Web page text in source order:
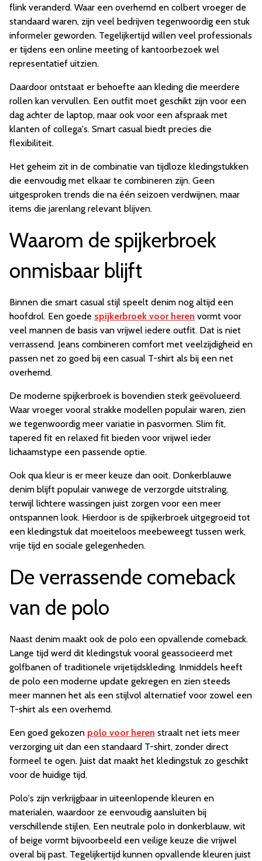
flink veranderd. Waar een overhemd en colbert vroeger de
standaard waren, zijn veel bedrijven tegenwoordig een stuk
informeler geworden. Tegelijkertijd willen veel professionals
er tijdens een online meeting of kantoorbezoek wel
representatief uitzien.
Daardoor ontstaat er behoefte aan kleding die meerdere
rollen kan vervullen. Een outfit moet geschikt zijn voor een
dag achter de laptop, maar ook voor een afspraak met
klanten of collega's. Smart casual biedt precies die
flexibiliteit.
Het geheim zit in de combinatie van tijdloze kledingstukken
die eenvoudig met elkaar te combineren zijn. Geen
uitgesproken trends die na één seizoen verdwijnen, maar
items die jarenlang relevant blijven.
Waarom de spijkerbroek
onmisbaar blijft
Binnen die smart casual stijl speelt denim nog altijd een
hoofdrol. Een goede spijkerbroek voor heren vormt voor
veel mannen de basis van vrijwel iedere outfit. Dat is niet
verrassend. Jeans combineren comfort met veelzijdigheid en
passen net zo goed bij een casual T-shirt als bij een net
overhemd.
De moderne spijkerbroek is bovendien sterk geëvolueerd.
Waar vroeger vooral strakke modellen populair waren, zien
we tegenwoordig meer variatie in pasvormen. Slim fit,
tapered fit en relaxed fit bieden voor vrijwel ieder
lichaamstype een passende optie.
Ook qua kleur is er meer keuze dan ooit. Donkerblauwe
denim blijft populair vanwege de verzorgde uitstraling,
terwijl lichtere wassingen juist zorgen voor een meer
ontspannen look. Hierdoor is de spijkerbroek uitgegroeid tot
een kledingstuk dat moeiteloos meebeweegt tussen werk,
vrije tijd en sociale gelegenheden.
De verrassende comeback
van de polo
Naast denim maakt ook de polo een opvallende comeback.
Lange tijd werd dit kledingstuk vooral geassocieerd met
golfbanen of traditionele vrijetijdskleding. Inmiddels heeft
de polo een moderne update gekregen en zien steeds
meer mannen het als een stijlvol alternatief voor zowel een
T-shirt als een overhemd.
Een goed gekozen polo voor heren straalt net iets meer
verzorging uit dan een standaard T-shirt, zonder direct
formeel te ogen. Juist dat maakt het kledingstuk zo geschikt
voor de huidige tijd.
Polo's zijn verkrijgbaar in uiteenlopende kleuren en
materialen, waardoor ze eenvoudig aansluiten bij
verschillende stijlen. Een neutrale polo in donkerblauw, wit
of beige vormt bijvoorbeeld een veilige keuze die vrijwel
overal bij past. Tegelijkertijd kunnen opvallende kleuren juist